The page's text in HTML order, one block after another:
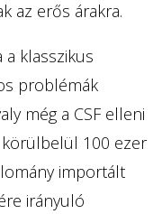
az erős árakra.
klasszikus
problémák
még a CSF elleni
100 ezer
importált
irányuló